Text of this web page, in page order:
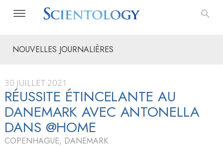
NOUVELLES JOURNALIÈRES
30 JUILLET 2021
RÉUSSITE ÉTINCELANTE AU
DANEMARK AVEC ANTONELLA
DANS @HOME
COPENHAGUE, DANEMARK